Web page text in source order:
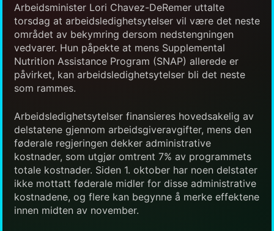
Arbeidsminister Lori Chavez-DeRemer uttalte
torsdag at arbeidsledighetsytelser vil være det neste
området av bekymring dersom nedstengningen
vedvarer. Hun påpekte at mens Supplemental
Nutrition Assistance Program (SNAP) allerede er
påvirket, kan arbeidsledighetsytelser bli det neste
som rammes.
Arbeidsledighetsytelser finansieres hovedsakelig av
delstatene gjennom arbeidsgiveravgifter, mens den
føderale regjeringen dekker administrative
kostnader, som utgjør omtrent 7% av programmets
totale kostnader. Siden 1. oktober har noen delstater
ikke mottatt føderale midler for disse administrative
kostnadene, og flere kan begynne å merke effektene
innen midten av november.